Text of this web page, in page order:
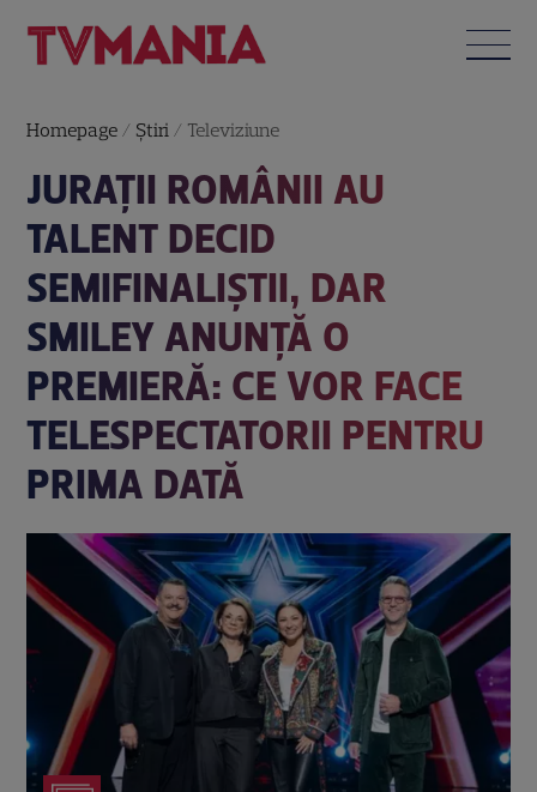
Homepage / Știri / Televiziune
JURAȚII ROMÂNII AU
TALENT DECID
SEMIFINALIȘTII, DAR
SMILEY ANUNȚĂ O
PREMIERĂ: CE VOR FACE
TELESPECTATORII PENTRU
PRIMA DATĂ